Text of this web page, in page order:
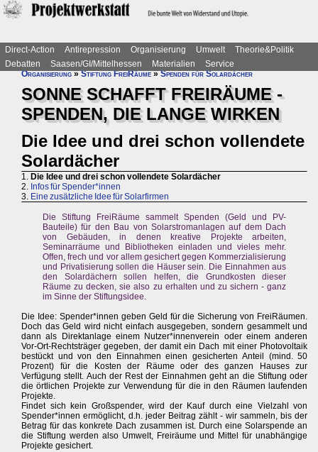
Direct-Action Antirepression Organisierung Umwelt
Theorie&Politik
Debatten
Saasen/GI/Mittelhessen Materialien
Service
Organisierung»Stiftung FreiRäume»Spenden für Solardächer
SONNE SCHAFFT FREIRÄUME -
SPENDEN, DIE LANGE WIRKEN
Die Idee und drei schon vollendete
Solardächer
1. Die Idee und drei schon vollendete Solardächer
2. Infos für Spender*innen
3. Eine zusätzliche Idee für Solarfirmen
Die Stiftung FreiRäume sammelt Spenden (Geld und PV-
Bauteile) für den Bau von Solarstromanlagen auf dem Dach
von Gebäuden, in denen kreative Projekte arbeiten,
Seminarräume und Bibliotheken einladen und vieles mehr.
Offen, frech und vor allem gesichert gegen Kommerzialisierung
und Privatisierung sollen die Häuser sein. Die Einnahmen aus
den Solardächern sollen helfen, die Grundkosten dieser
Räume zu decken, sie also zu erhalten und zu sichern - ganz
im Sinne der Stiftungsidee.
Die Idee: Spender*innen geben Geld für die Sicherung von FreiRäumen.
Doch das Geld wird nicht einfach ausgegeben, sondern gesammelt und
dann als Direktanlage einem Nutzer*innenverein oder einem anderen
Vor-Ort-Rechtsträger gegeben, der damit ein Dach mit einer Photovoltaik
bestückt und von den Einnahmen einen gesicherten Anteil (mind. 50
Prozent) für die Kosten der Räume oder des ganzen Hauses zur
Verfügung stellt. Auch der Rest der Einnahmen geht an die Stiftung oder
die örtlichen Projekte zur Verwendung für die in den Räumen laufenden
Projekte.
Findet sich kein Großspender, wird der Kauf durch eine Vielzahl von
Spender*innen ermöglicht, d.h. jeder Beitrag zählt - wir sammeln, bis der
Betrag für das konkrete Dach zusammen ist. Durch eine Solarspende an
die Stiftung werden also Umwelt, Freiräume und Mittel für unabhängige
Projekte gesichert.